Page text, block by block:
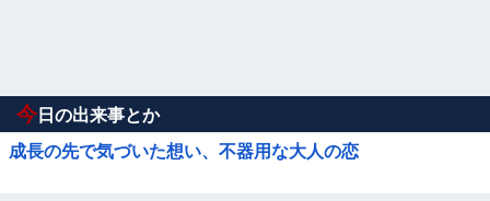
今 日の出来事とか
成長の先で気づいた想い、不器用な大人の恋